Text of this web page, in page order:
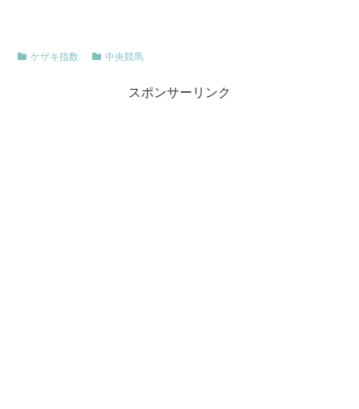
ケザキ指数 中央競馬
スポンサーリンク